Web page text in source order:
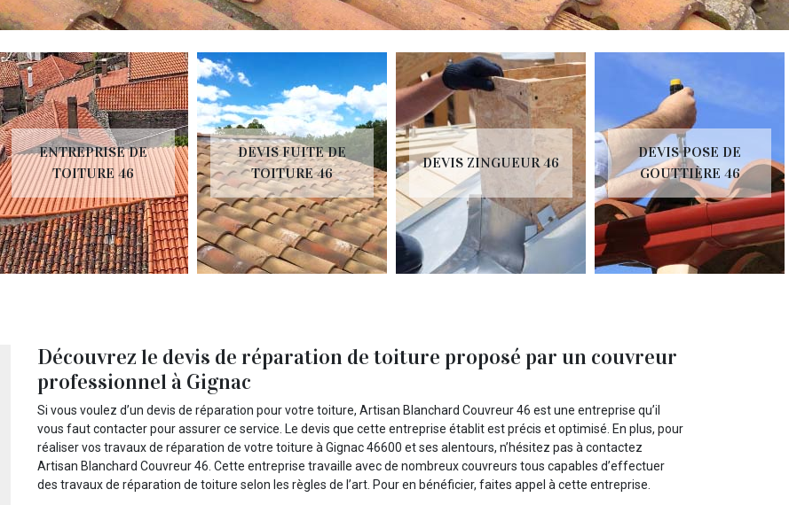
ENTREPRISE DE
TOITURE 46
DEVIS FUITE DE
TOITURE 46
DEVIS ZINGUEUR 46
DEVIS POSE DE
GOUTTIÈRE 46
Découvrez le devis de réparation de toiture proposé par un couvreur
professionnel à Gignac
Si vous voulez d’un devis de réparation pour votre toiture, Artisan Blanchard Couvreur 46 est une entreprise qu’il
vous faut contacter pour assurer ce service. Le devis que cette entreprise établit est précis et optimisé. En plus, pour
réaliser vos travaux de réparation de votre toiture à Gignac 46600 et ses alentours, n’hésitez pas à contactez
Artisan Blanchard Couvreur 46. Cette entreprise travaille avec de nombreux couvreurs tous capables d’effectuer
des travaux de réparation de toiture selon les règles de l’art. Pour en bénéficier, faites appel à cette entreprise.